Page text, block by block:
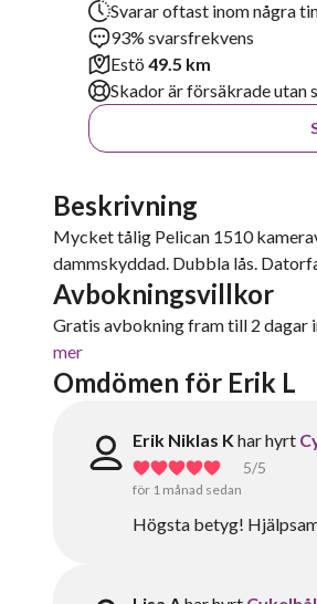
Svarar oftast inom några
93% svarsfrekvens
Estö 49.5 km
Skador är försäkrade utan
Beskrivning
Mycket tålig Pelican 1510
dammskyddad. Dubbla lås.
Avbokningsvillkor
Gratis avbokning fram till 2 dagar
mer
Omdömen för Erik L
Erik Niklas K har hyrt
5/5
för 1 månad sedan
Högsta betyg!